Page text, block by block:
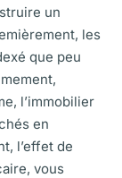
un
les
que peu
l’immobilier
en
l’effet de
vous